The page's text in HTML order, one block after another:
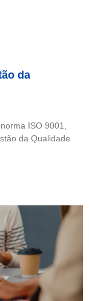
da
ISO 9001,
da Qualidade